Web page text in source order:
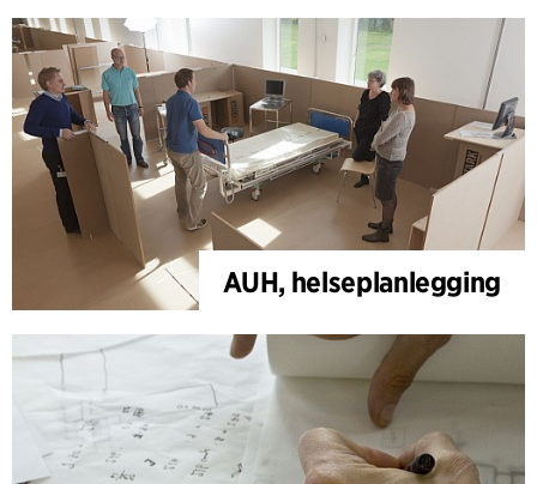
AUH, helseplanlegging